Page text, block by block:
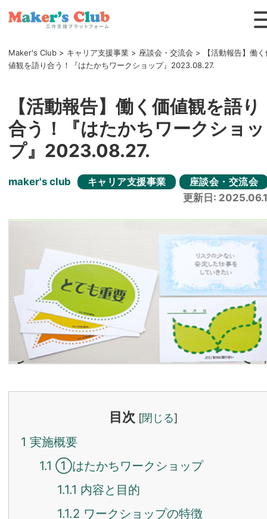
Maker's Club > キャリア支援事業 > 座談会・交流会 >
【活動報告】働
値観を語り合う！『はたかちワークショップ』2023.08.27.
【活動報告】働く価値観を語り
合う！『はたかちワークショッ
プ』2023.08.27.
maker's club キャリア支援事業 座談会・交流会
更新日:
目次 [閉じる]
1 実施概要
1.1 ①はたかちワークショップ
1.1.1 内容と目的
1.1.2 ワークショップの特徴